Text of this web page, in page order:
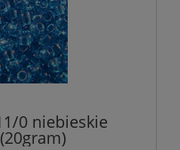
0 niebieskie